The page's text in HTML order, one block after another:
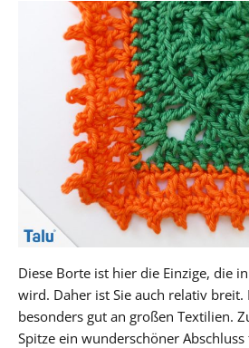
Diese Borte ist hier die Einzige, die
wird. Daher ist Sie auch relativ breit.
besonders gut an großen Textilien.
Spitze ein wunderschöner